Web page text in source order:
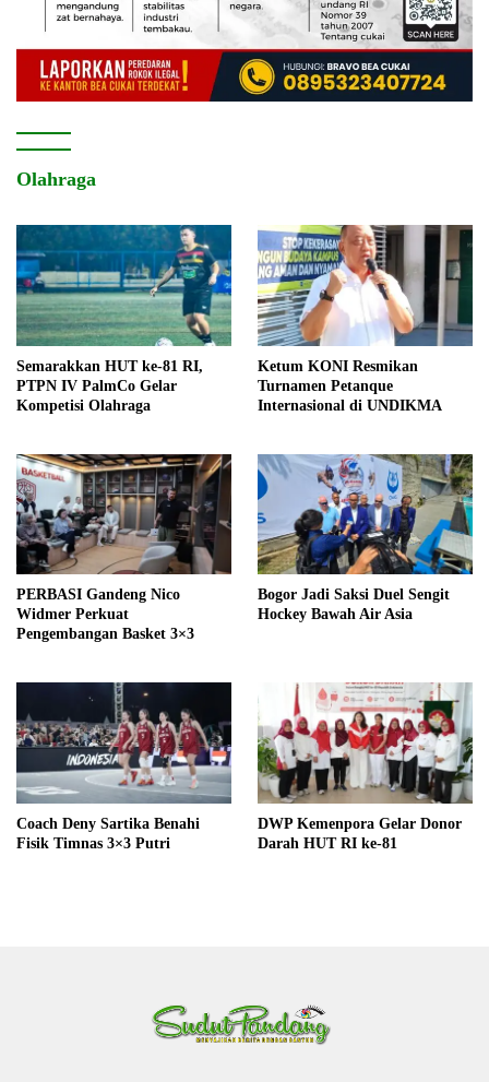
Olahraga
Semarakkan HUT ke-81 RI,
PTPN IV PalmCo Gelar
Kompetisi Olahraga
Ketum KONI Resmikan
Turnamen Petanque
Internasional di UNDIKMA
PERBASI Gandeng Nico
Widmer Perkuat
Pengembangan Basket 3×3
Bogor Jadi Saksi Duel Sengit
Hockey Bawah Air Asia
Coach Deny Sartika Benahi
Fisik Timnas 3×3 Putri
DWP Kemenpora Gelar Donor
Darah HUT RI ke-81